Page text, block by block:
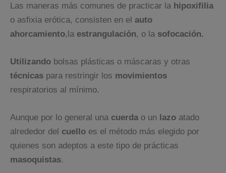
Las maneras más comunes de practicar la hipoxifilia
o asfixia erótica, consisten en el auto
ahorcamiento,la estrangulación, o la sofocación.
Utilizando bolsas plásticas o máscaras y otras
técnicas para restringir los movimientos
respiratorios al mínimo.
Aunque por lo general una cuerda o un lazo atado
alrededor del cuello es el método más elegido por
quienes son adeptos a este tipo de prácticas
masoquistas.